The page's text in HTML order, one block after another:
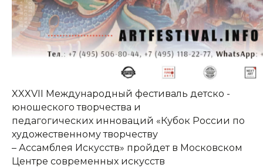
XXXVII Международный фестиваль детско -
юношеского творчества и
педагогических инноваций «Кубок России по
художественному творчеству
– Ассамблея Искусств» пройдет в Московском
Центре современных искусств